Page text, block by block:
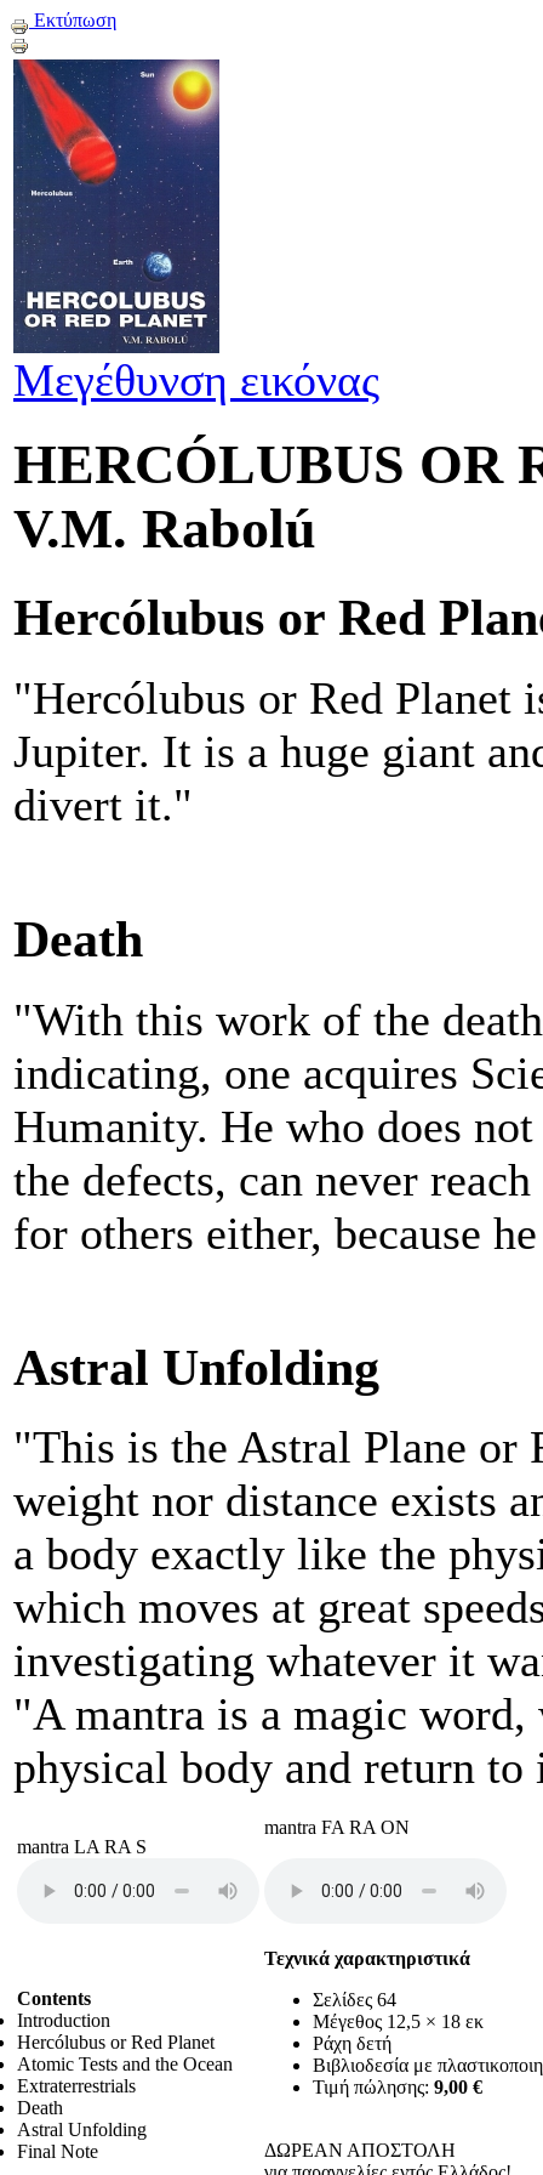
Εκτύπωση
Μεγέθυνση εικόνας
HERCÓLUBUS OR
V.M. Rabolú
Hercólubus or Red
"Hercólubus or Red Planet
Jupiter. It is a huge giant
divert it."
Death
"With this work of the
indicating, one acquires
Humanity. He who does
the defects, can never
for others either, because
Astral Unfolding
"This is the Astral Plane or
weight nor distance exists
a body exactly like the
which moves at great
investigating whatever it
"A mantra is a magic
physical body and return
mantra LA RA S
mantra FA RA ON
Contents
Introduction
Hercólubus or Red Planet
Atomic Tests and the Ocean
Extraterrestrials
Death
Astral Unfolding
Final Note
Τεχνικά χαρακτηριστικά
Σελίδες 64
Μέγεθος 12,5 × 18 εκ
Ράχη δετή
Βιβλιοδεσία με
Τιμή πώλησης: 9,00 €
ΔΩΡΕΑΝ ΑΠΟΣΤΟΛΗ